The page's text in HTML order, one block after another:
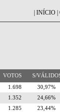
INÍCIO
VOTOS S/
1.698
1.352
1.285